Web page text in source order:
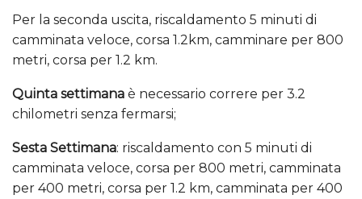
Per la seconda uscita, riscaldamento 5 minuti di
camminata veloce, corsa 1.2km, camminare per 800
metri, corsa per 1.2 km.
Quinta settimana è necessario correre per 3.2
chilometri senza fermarsi;
Sesta Settimana: riscaldamento con 5 minuti di
camminata veloce, corsa per 800 metri, camminata
per 400 metri, corsa per 1.2 km, camminata per 400